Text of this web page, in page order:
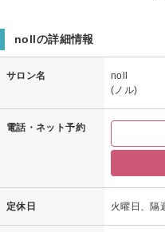
スッキリしつつ、スタイリングし
切らせて頂きましたが、
髪型も気に入って頂けたとのこと
また次回も楽しみにお待ちしてお
nollの詳細情報
サロン名
noll
(ノル)
電話・ネット予約
定休日 火曜日、隔